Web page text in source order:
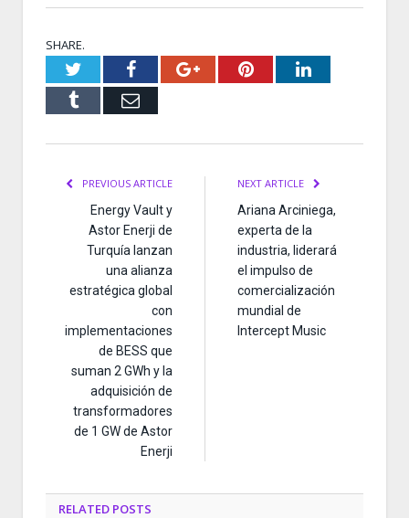
SHARE.
TwitterFacebookGoogle+PinterestLinkedIn
Tumblr Email
PREVIOUS ARTICLE
Energy Vault y
Astor Enerji de
Turquía lanzan
una alianza
estratégica global
con
implementaciones
de BESS que
suman 2 GWh y la
adquisición de
transformadores
de 1 GW de Astor
Enerji
NEXT ARTICLE
Ariana Arciniega,
experta de la
industria, liderará
el impulso de
comercialización
mundial de
Intercept Music
RELATED POSTS